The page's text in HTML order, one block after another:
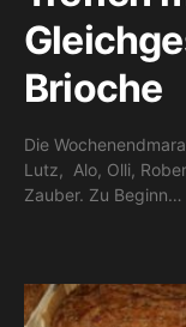
Brioche
Die
Lutz, Alo, Olli,
Zauber. Zu Beginn…